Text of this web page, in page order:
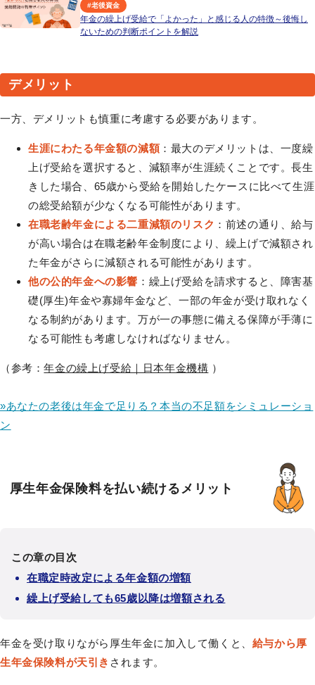
#老後資金
年金の繰上げ受給で「よかった」と感じる人の特徴～後悔し
ないための判断ポイントを解説
デメリット
一方、デメリットも慎重に考慮する必要があります。
生涯にわたる年金額の減額：最大のデメリットは、一度繰
上げ受給を選択すると、減額率が生涯続くことです。長生
きした場合、65歳から受給を開始したケースに比べて生涯
の総受給額が少なくなる可能性があります。
在職老齢年金による二重減額のリスク ：前述の通り、給与
が高い場合は在職老齢年金制度により、繰上げで減額され
た年金がさらに減額される可能性があります。
他の公的年金への影響 ：繰上げ受給を請求すると、障害基
礎(厚生)年金や寡婦年金など、一部の年金が受け取れなく
なる制約があります。万が一の事態に備える保障が手薄に
なる可能性も考慮しなければなりません。
（参考：年金の繰上げ受給｜日本年金機構 ）
»あなたの老後は年金で足りる？本当の不足額をシミュレーショ
ン
厚生年金保険料を払い続けるメリット
この章の目次
在職定時改定による年金額の増額
繰上げ受給しても65歳以降は増額される
年金を受け取りながら厚生年金に加入して働くと、 給与から厚
生年金保険料が天引き されます。